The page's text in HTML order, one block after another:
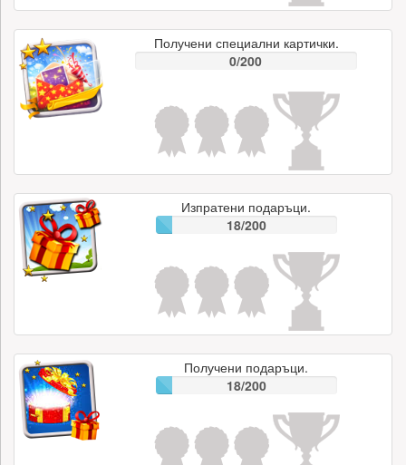
Получени специални картички.
0/200
Изпратени подаръци.
18/200
Получени подаръци.
18/200